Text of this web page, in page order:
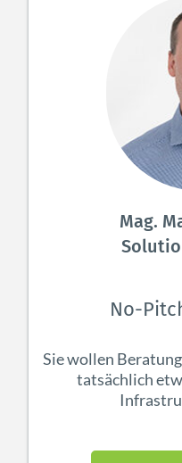
Mag.
No-
Sie wollen
tatsächlich